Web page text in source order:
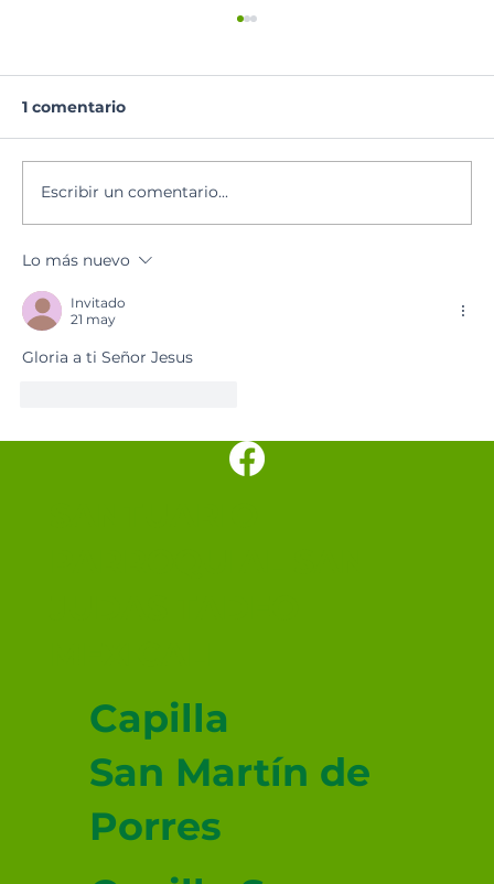
1 comentario
Escribir un comentario...
Lo más nuevo
Invitado
21 may
Gloria a ti Señor Jesus
Capilla
San Martín de
Porres